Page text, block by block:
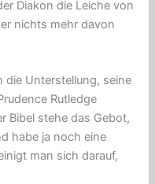
Diakon die Leiche von
nichts mehr davon
die Unterstellung, seine
Rutledge
Bibel stehe das Gebot,
habe ja noch eine
man sich darauf,